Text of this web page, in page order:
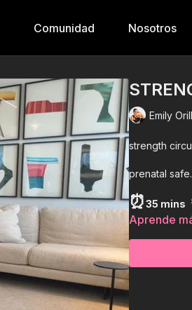
Comunidad Nosotros
Emily
strength
prenatal safe.
⏰35 mins
Aprende